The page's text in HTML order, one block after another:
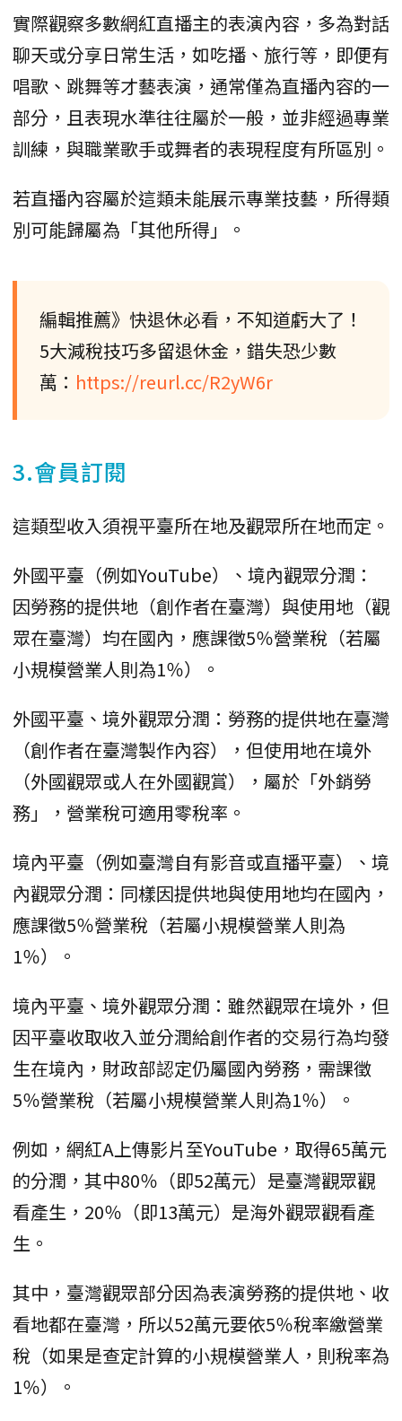
實際觀察多數網紅直播主的表演內容，多為對話
聊天或分享日常生活，如吃播、旅行等，即便有
唱歌、跳舞等才藝表演，通常僅為直播內容的一
部分，且表現水準往往屬於一般，並非經過專業
訓練，與職業歌手或舞者的表現程度有所區別。
若直播內容屬於這類未能展示專業技藝，所得類
別可能歸屬為「其他所得」。
編輯推薦》快退休必看，不知道虧大了！
5大減稅技巧多留退休金，錯失恐少數
萬： https://reurl.cc/R2yW6r
3.會員訂閱
這類型收入須視平臺所在地及觀眾所在地而定。
外國平臺（例如YouTube）、境內觀眾分潤：
因勞務的提供地（創作者在臺灣）與使用地（觀
眾在臺灣）均在國內，應課徵5％營業稅（若屬
小規模營業人則為1％）。
外國平臺、境外觀眾分潤：勞務的提供地在臺灣
（創作者在臺灣製作內容），但使用地在境外
（外國觀眾或人在外國觀賞），屬於「外銷勞
務」，營業稅可適用零稅率。
境內平臺（例如臺灣自有影音或直播平臺）、境
內觀眾分潤：同樣因提供地與使用地均在國內，
應課徵5％營業稅（若屬小規模營業人則為
1％）。
境內平臺、境外觀眾分潤：雖然觀眾在境外，但
因平臺收取收入並分潤給創作者的交易行為均發
生在境內，財政部認定仍屬國內勞務，需課徵
5％營業稅（若屬小規模營業人則為1％）。
例如，網紅A上傳影片至YouTube，取得65萬元
的分潤，其中80％（即52萬元）是臺灣觀眾觀
看產生，20％（即13萬元）是海外觀眾觀看產
生。
其中，臺灣觀眾部分因為表演勞務的提供地、收
看地都在臺灣，所以52萬元要依5％稅率繳營業
稅（如果是查定計算的小規模營業人，則稅率為
1％）。